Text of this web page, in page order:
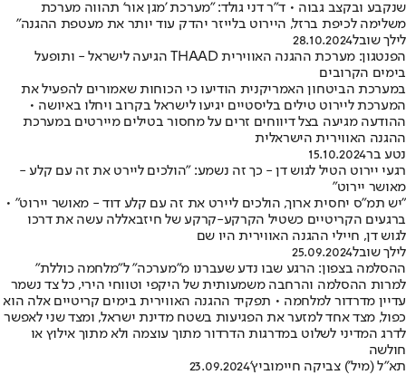
שנקבע ובקצב גבוה • ד"ר דני גולד: "מערכת 'מגן אור' תהווה מערכת
משלימה לכיפת ברזל, היירוט בלייזר יהדק עוד יותר את מעטפת ההגנה"
לילך שובל28.10.2024
הפנטגון: מערכת ההגנה האווירית THAAD הגיעה לישראל - ותופעל
בימים הקרובים
במערכת הביטחון האמריקנית הודיעו כי הכוחות שאמורים להפעיל את
המערכת ליירוט טילים בליסטיים יגיעו לישראל בקרוב ויחלו באיושה •
ההודעה מגיעה בצל דיווחים זרים על מחסור בטילים מיירטים במערכת
ההגנה האווירית הישראלית
נטע בר15.10.2024
רגעי יירוט הטיל לגוש דן - כך זה נשמע: "הולכים ליירט את זה עם קלע -
מאושר יירוט"
״יש תמ״ס יחסית ארוך, הולכים ליירט את זה עם קלע דוד - מאושר יירוט״ •
ברגעים הקריטיים כשטיל הקרקע-קרקע של חיזבאללה עשה את דרכו
לגוש דן, חיילי ההגנה האווירית היו שם
לילך שובל25.09.2024
ההסלמה בצפון: הרגע שבו נדע שעברנו מ"מערכה" ל"מלחמה כוללת"
למרות ההסלמה והרחבה משמעותית של היקפי וטווחי הירי, כל צד נשמר
עדיין מדרדור למלחמה • תפקיד ההגנה האווירית בימים קריטיים אלה הוא
כפול, מצד אחד למזער את הפגיעות בשטח מדינת ישראל, ומצד שני לאפשר
לדרג המדיני לשלוט במדרגות הדרדור מתוך עוצמה ולא מתוך אילוץ או
חולשה
תא"ל (מיל') צביקה חיימוביץ'23.09.2024